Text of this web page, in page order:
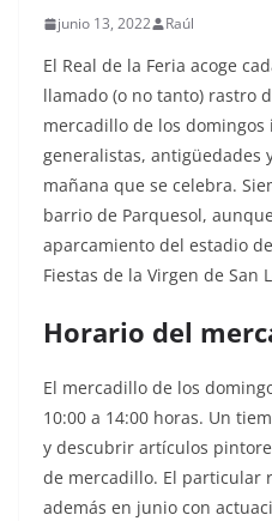
junio 13, 2022 Raúl
El Real de la Feria acoge
llamado (o no tanto) rastro
mercadillo de los domingos
generalistas, antigüedades
mañana que se celebra.
barrio de Parquesol,
aparcamiento del estadio
Fiestas de la Virgen de San
Horario del
El mercadillo de los
10:00 a 14:00 horas. Un
y descubrir artículos
de mercadillo. El particular
además en junio con